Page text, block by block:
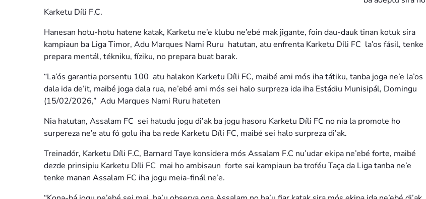
Karketu Díli F.C.
Hanesan hotu-hotu hatene katak, Karketu ne’e klubu ne’ebé mak jigante, foin dau-dauk tinan kotuk sira
kampiaun ba Liga Timor, Adu Marques Nami Ruru hatutan, atu enfrenta Karketu Díli FC la’os fásil, tenke
prepara mentál, tékniku, fíziku, no prepara buat barak.
“La’ós garantia porsentu 100 atu halakon Karketu Díli FC, maibé ami mós iha tátiku, tanba joga ne’e la’os
dala ida de’it, maibé joga dala rua, ne’ebé ami mós sei halo surpreza ida iha Estádiu Munisipál, Domingu
(15/02/2026,” Adu Marques Nami Ruru hateten
Nia hatutan, Assalam FC sei hatudu jogu di’ak ba jogu hasoru Karketu Díli FC no nia la promote ho
surpereza ne’e atu fó golu iha ba rede Karketu Díli FC, maibé sei halo surpreza di’ak.
Treinadór, Karketu Díli F.C, Barnard Taye konsidera mós Assalam F.C nu’udar ekipa ne’ebé forte, maibé
dezde prinsipiu Karketu Díli FC mai ho ambisaun forte sai kampiaun ba troféu Taça da Liga tanba ne’e
tenke manan Assalam FC iha jogu meia-finál ne’e.